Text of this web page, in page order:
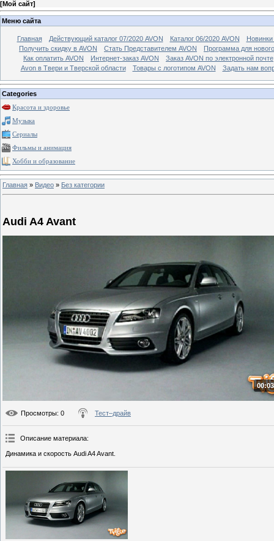
[Мой сайт]
Меню сайта
Главная Действующий каталог 07/2020 AVON Каталог 06/2020 AVON
Новинки
Получить скидку в AVON
Стать Представителем AVON
Программа для
Как оплатить AVON
Интернет-заказ AVON
Заказ AVON по электронной почте
Avon в Твери и Тверской области
Товары с логотипом AVON Задать нам
Categories
Красота и здоровье
Музыка
Сериалы
Фильмы и анимация
Хобби и образование
Главная » Видео » Без категории
Audi A4 Avant
Просмотры: 0 Тест–драйв
Описание материала:
Динамика и скорость Audi A4 Avant.